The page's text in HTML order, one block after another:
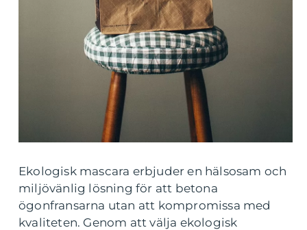
Ekologisk mascara erbjuder en hälsosam och
miljövänlig lösning för att betona
ögonfransarna utan att kompromissa med
kvaliteten. Genom att välja ekologisk